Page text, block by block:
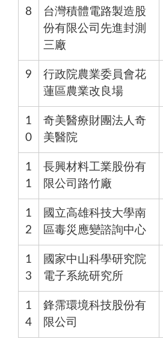
8
台灣積體電路製造股
份有限公司先進封測
三廠
9
行政院農業委員會花
蓮區農業改良場
1
0
奇美醫療財團法人奇
美醫院
1
1
長興材料工業股份有
限公司路竹廠
1
2
國立高雄科技大學南
區毒災應變諮詢中心
1
3
國家中山科學研究院
電子系統研究所
1
4
鋒霈環境科技股份有
限公司